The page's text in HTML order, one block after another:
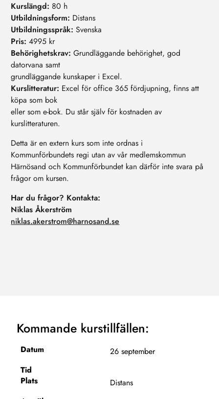
Kurslängd: 80 h
Utbildningsform: Distans
Utbildningsspråk: Svenska
Pris: 4995 kr
Behörighetskrav: Grundläggande behörighet, god
datorvana samt
grundläggande kunskaper i Excel.
Kurslitteratur: Excel för office 365 fördjupning, finns att
köpa som bok
eller som e-bok. Du står själv för kostnaden av
kurslitteraturen.
Detta är en extern kurs som inte ordnas i
Kommunförbundets regi utan av vår medlemskommun
Härnösand och Kommunförbundet kan därför inte svara på
frågor om kursen.
Har du frågor? Kontakta:
Niklas Åkerström
niklas.akerstrom@harnosand.se
Kommande kurstillfällen:
26 september
Distans